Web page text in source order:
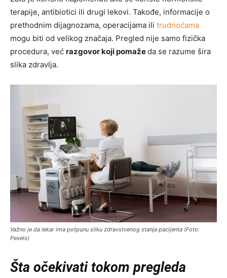
terapije, antibiotici ili drugi lekovi. Takođe, informacije o
prethodnim dijagnozama, operacijama ili trudnoćama
mogu biti od velikog značaja. Pregled nije samo fizička
procedura, već razgovor koji pomažeda se razume šira
slika zdravlja.
Važno je da lekar ima potpunu sliku zdravstvenog stanja pacijenta (Foto:
Pexels)
Šta očekivati tokom pregleda